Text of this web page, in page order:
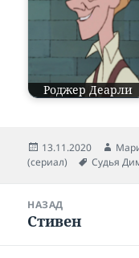
Роджер Деарли
Опубликовано
13.11.2020
(сериал)
Метки
Судья
НАЗАД
Предыдущая
Стивен